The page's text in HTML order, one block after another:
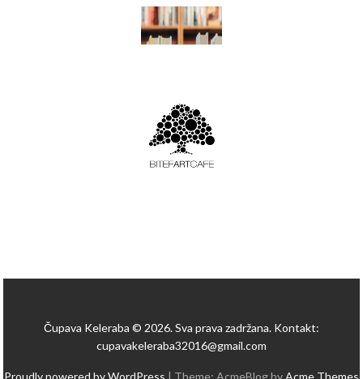
Čupava Keleraba © 2026. Sva prava zadržana. Kontakt:
cupavakeleraba32016@gmail.com
Proudly powered by WordPress | Theme: AcmeBlog by Acme Themes